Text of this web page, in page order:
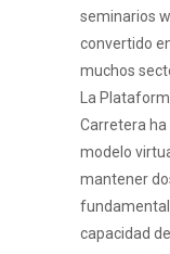
seminarios
convertido
muchos
La
Carretera
modelo
mantener
capacidad